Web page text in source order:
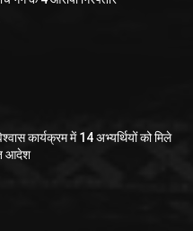
कार्यक्रम में 14 अभ्यर्थियों को मिले
आदेश